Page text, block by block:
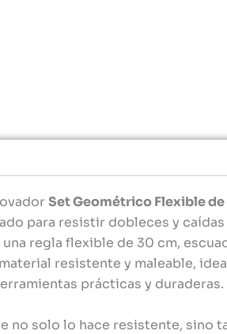
Set Geométrico Flexible de
para resistir dobleces y
regla flexible de 30 cm,
resistente y maleable,
prácticas y duraderas.
no solo lo hace resistente, sino